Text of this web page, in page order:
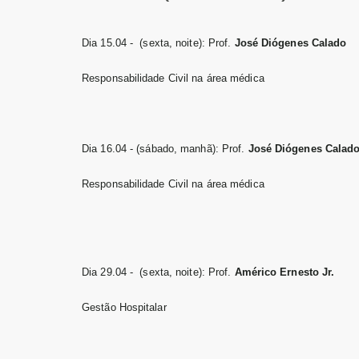
Dia 15.04 - (sexta, noite): Prof. José Diógenes Calado
Responsabilidade Civil na área médica
Dia 16.04 - (sábado, manhã): Prof. José Diógenes
Responsabilidade Civil na área médica
Dia 29.04 - (sexta, noite): Prof. Américo Ernesto Jr.
Gestão Hospitalar